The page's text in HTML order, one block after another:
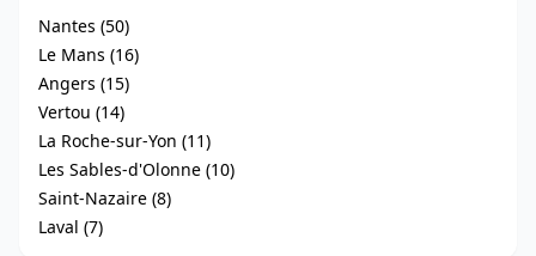
Nantes (50)
Le Mans (16)
Angers (15)
Vertou (14)
La Roche-sur-Yon (11)
Les Sables-d'Olonne (10)
Saint-Nazaire (8)
Laval (7)